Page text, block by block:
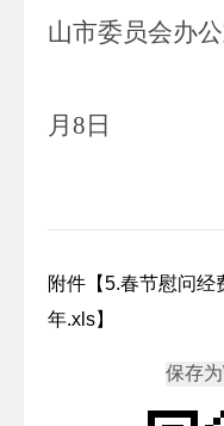
山市委员会办
月8日
附件【5.春节慰问经
年.xls】